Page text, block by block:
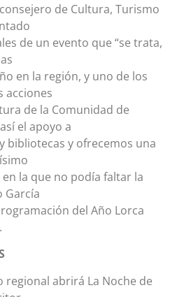
de Cultura, Turismo
de un evento que “se trata,
en la región, y uno de los
acciones
de la Comunidad de
el apoyo a
bibliotecas y ofrecemos una
la que no podía faltar la
García
del Año Lorca
regional abrirá La Noche de